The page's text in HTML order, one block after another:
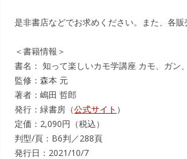
是非書店などでお求めください。また、各販
＜書籍情報＞
書名： 知って楽しいカモ学講座 カモ、ガン
監修：森本 元
著者：嶋田 哲郎
発行：緑書房（公式サイト ）
定価：2,090円（税込）
判型/頁：B6判／288頁
発行日：2021/10/7